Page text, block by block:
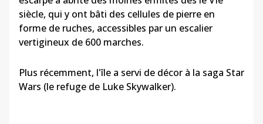
siècle, qui y ont bâti des cellules de pierre en
forme de ruches, accessibles par un escalier
vertigineux de 600 marches.
Plus récemment, l'île a servi de décor à la saga Star
Wars (le refuge de Luke Skywalker).